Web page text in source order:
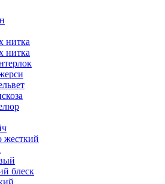
нитка
нитка
жесткий
блеск